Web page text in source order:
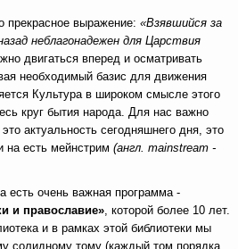
прекрасное выражение: «Взявшийся за
неблагонадежен для Царствия
двигаться вперед и осматривать
необходимый базис для движения
Культура в широком смысле этого
круг бытия народа. Для нас важно
актуальность сегодняшнего дня, это
на есть мейнстрим (англ. mainstream -
есть очень важная программа -
и православие», которой более 10 лет.
и в рамках этой библиотеки мы
солидному тому (каждый том порядка